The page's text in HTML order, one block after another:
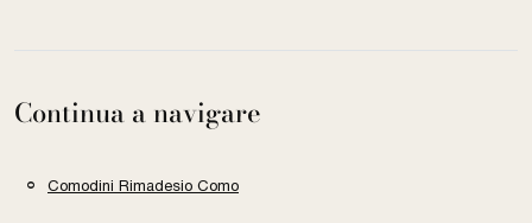
Continua a navigare
Comodini Rimadesio Como